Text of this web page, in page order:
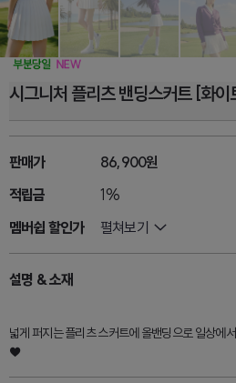
시그니처 플리츠 밴딩스커트 [화이
판매가
86,900원
적립금
1%
멤버쉽 할인가
펼쳐보기
설명 & 소재
넓게 퍼지는 플리츠 스커트에 올밴딩으로 일상에
♥